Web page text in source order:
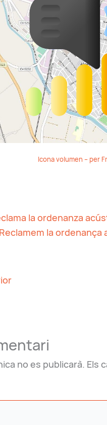
Icona volumen – per
la ordenanza acús
la ordenança
no es publicarà. Els